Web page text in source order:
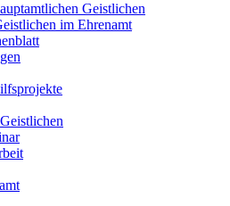
Geistlichen
im Ehrenamt